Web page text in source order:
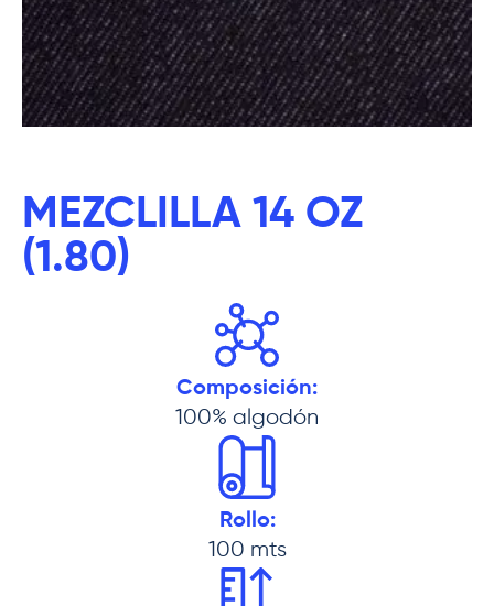
MEZCLILLA 14 OZ
(1.80)
Composición:
100% algodón
Rollo:
100 mts